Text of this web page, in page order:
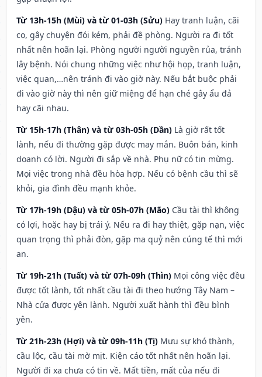
Từ 13h-15h (Mùi) và từ 01-03h (Sửu) Hay tranh luận, cãi
cọ, gây chuyện đói kém, phải đề phòng. Người ra đi tốt
nhất nên hoãn lại. Phòng người người nguyền rủa, tránh
lây bệnh. Nói chung những việc như hội họp, tranh luận,
việc quan,…nên tránh đi vào giờ này. Nếu bắt buộc phải
đi vào giờ này thì nên giữ miệng để hạn ché gây ẩu đả
hay cãi nhau.
Từ 15h-17h (Thân) và từ 03h-05h (Dần) Là giờ rất tốt
lành, nếu đi thường gặp được may mắn. Buôn bán, kinh
doanh có lời. Người đi sắp về nhà. Phụ nữ có tin mừng.
Mọi việc trong nhà đều hòa hợp. Nếu có bệnh cầu thì sẽ
khỏi, gia đình đều mạnh khỏe.
Từ 17h-19h (Dậu) và từ 05h-07h (Mão) Cầu tài thì không
có lợi, hoặc hay bị trái ý. Nếu ra đi hay thiệt, gặp nạn, việc
quan trọng thì phải đòn, gặp ma quỷ nên cúng tế thì mới
an.
Từ 19h-21h (Tuất) và từ 07h-09h (Thìn) Mọi công việc đều
được tốt lành, tốt nhất cầu tài đi theo hướng Tây Nam –
Nhà cửa được yên lành. Người xuất hành thì đều bình
yên.
Từ 21h-23h (Hợi) và từ 09h-11h (Tị) Mưu sự khó thành,
cầu lộc, cầu tài mờ mịt. Kiện cáo tốt nhất nên hoãn lại.
Người đi xa chưa có tin về. Mất tiền, mất của nếu đi